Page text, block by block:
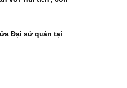
Đại sứ quán tại